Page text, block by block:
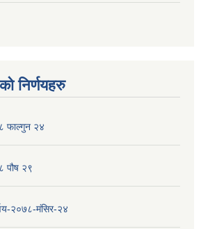
निर्णयहरु
फाल्गुन २४
पौष २९
२०७८-मंसिर-२४